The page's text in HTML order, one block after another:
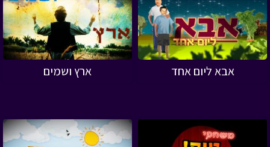
אבא ליום אחד ארץ ושמים